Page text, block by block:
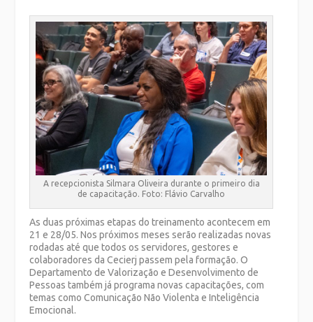
A recepcionista Silmara Oliveira durante o primeiro dia
de capacitação. Foto: Flávio Carvalho
As duas próximas etapas do treinamento acontecem em
21 e 28/05. Nos próximos meses serão realizadas novas
rodadas até que todos os servidores, gestores e
colaboradores da Cecierj passem pela formação. O
Departamento de Valorização e Desenvolvimento de
Pessoas também já programa novas capacitações, com
temas como Comunicação Não Violenta e Inteligência
Emocional.